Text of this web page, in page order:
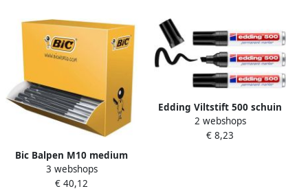
Bic Balpen M10 medium
zwart doos Ã 90 10 gratis
3 webshops
€ 40,12
Edding Viltstift 500 schuin
2-7mm zwart blisterà 3
stuks
2 webshops
€ 8,23